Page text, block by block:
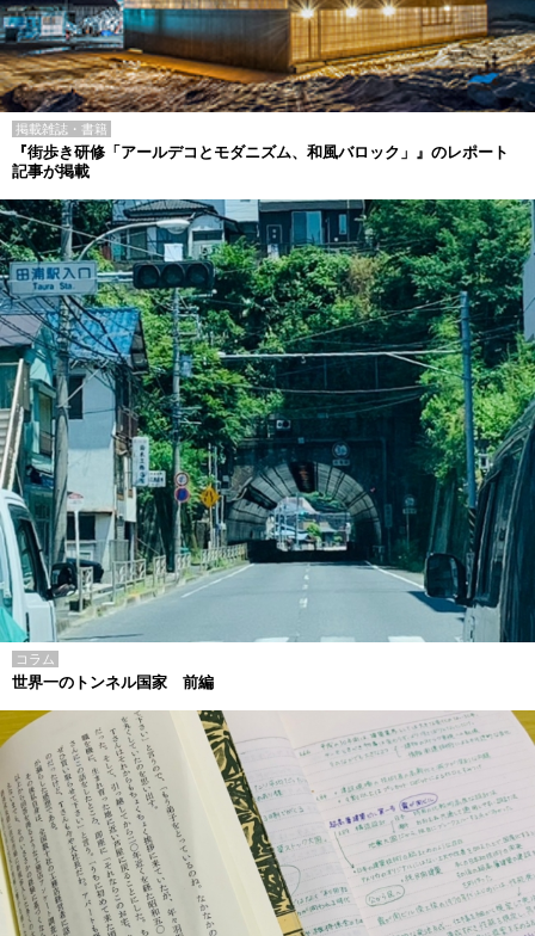
掲載雑誌・書籍
『街歩き研修「アールデコとモダニズム、和風バロック」』のレポート
記事が掲載
コラム
世界一のトンネル国家 前編